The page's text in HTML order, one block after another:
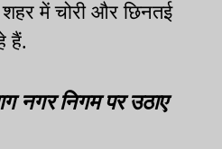
में चोरी और छिनतई
हैं.
नगर निगम पर उठाए